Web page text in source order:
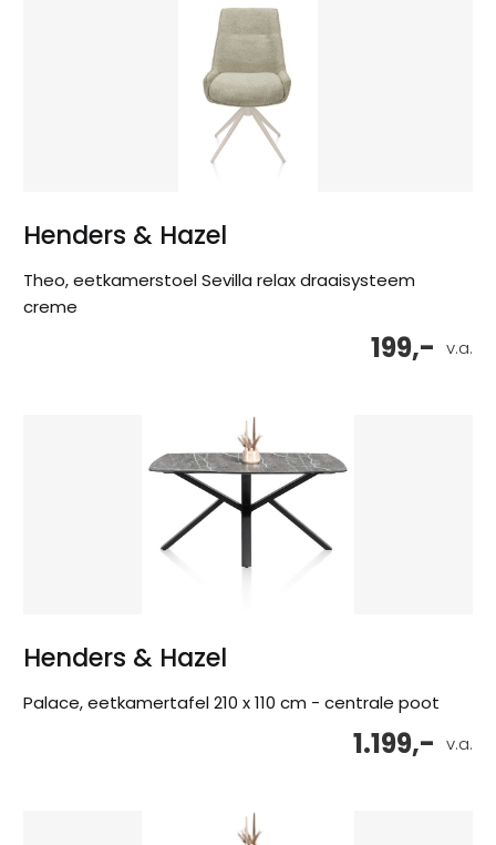
Henders & Hazel
Theo, eetkamerstoel Sevilla relax draaisysteem
creme
v.a.
199,-
Henders & Hazel
Palace, eetkamertafel 210 x 110 cm - centrale poot
v.a.
1.199,-